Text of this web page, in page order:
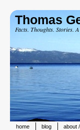
Thomas
Facts. Thoughts. Stories.
home blog about